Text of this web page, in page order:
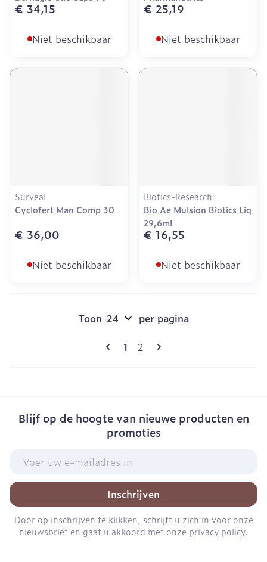
€ 34,15
Niet beschikbaar
€ 25,19
Niet beschikbaar
Surveal
Cyclofert Man Comp 30
€ 36,00
Niet beschikbaar
Biotics-Research
Bio Ae Mulsion Biotics Liq
29,6ml
€ 16,55
Niet beschikbaar
Pagina's
U lees momenteel pagina
1 Pagina
2
Toon per pagina
Blijf op de hoogte van nieuwe producten en
promoties
Inschrijven
Door op inschrijven te klikken, schrijft u zich in voor onze
nieuwsbrief en gaat u akkoord met onze privacy policy.